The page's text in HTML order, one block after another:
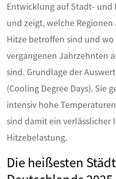
Entwicklung auf Stadt- und
und zeigt, welche
Hitze betroffen sind und
vergangenen Jahrzehnten
sind. Grundlage der
(Cooling Degree Days). Sie
intensiv hohe
sind damit ein verlässlicher
Hitzebelastung.
Die heißesten